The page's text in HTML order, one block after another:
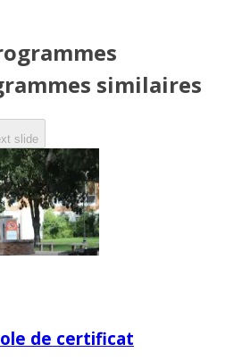
similaires
slide
de certificat